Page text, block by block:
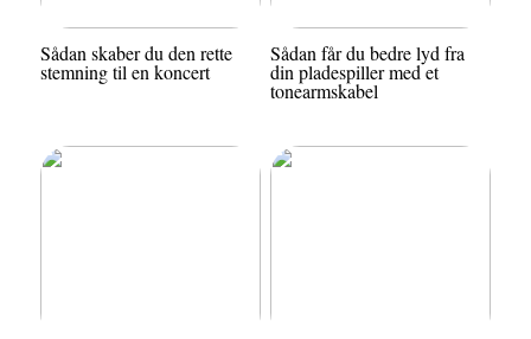
Sådan skaber du den rette
stemning til en koncert
Sådan får du bedre lyd fra
din pladespiller med et
tonearmskabel